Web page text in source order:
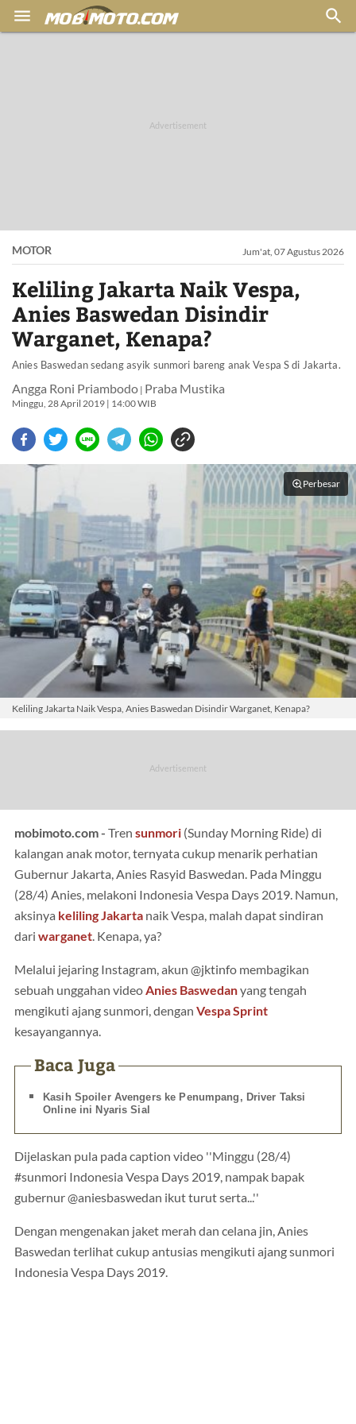
 
MOTOR Jum'at, 07 Agustus 2026
Keliling Jakarta Naik Vespa,
Anies Baswedan Disindir
Warganet, Kenapa?
Anies Baswedan sedang asyik sunmori bareng anak Vespa S di Jakarta.
Angga Roni Priambodo | Praba Mustika
Minggu, 28 April 2019 | 14:00 WIB
Perbesar
Keliling Jakarta Naik Vespa, Anies Baswedan Disindir Warganet, Kenapa?
mobimoto.com - Tren sunmori (Sunday Morning Ride) di
kalangan anak motor, ternyata cukup menarik perhatian
Gubernur Jakarta, Anies Rasyid Baswedan. Pada Minggu
(28/4) Anies, melakoni Indonesia Vespa Days 2019. Namun,
aksinya keliling Jakarta naik Vespa, malah dapat sindiran
dari warganet. Kenapa, ya?
Melalui jejaring Instagram, akun @jktinfo membagikan
sebuah unggahan video Anies Baswedanyang tengah
mengikuti ajang sunmori, dengan Vespa Sprint
kesayangannya.
Baca Juga
Kasih Spoiler Avengers ke Penumpang, Driver Taksi
Online ini Nyaris Sial
Dijelaskan pula pada caption video ''Minggu (28/4)
#sunmori Indonesia Vespa Days 2019, nampak bapak
gubernur @aniesbaswedan ikut turut serta...''
Dengan mengenakan jaket merah dan celana jin, Anies
Baswedan terlihat cukup antusias mengikuti ajang sunmori
Indonesia Vespa Days 2019.